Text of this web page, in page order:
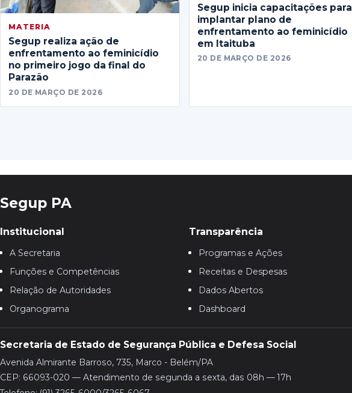
MATERIA
Segup realiza ação de
enfrentamento ao feminicídio
no primeiro jogo da final do
Parazão
20 DE MARÇO DE 2026
Segup inicia capacitações para
implantar plano de
enfrentamento ao feminicídio
em Itaituba
20 DE MARÇO DE 2026
Segup PA
Institucional
A Secretaria
Funções e Competências
Relação de Autoridades
Organograma
Transparência
Programas e Ações
Receitas e Despesas
Dados Abertos
Dashboard
Secretaria de Estado de Segurança Pública e Defesa Social
Avenida Almirante Barroso, 735, Marco - Belém/PA
CEP: 66093-020 — Atendimento de segunda a sexta, das 08h — 17h